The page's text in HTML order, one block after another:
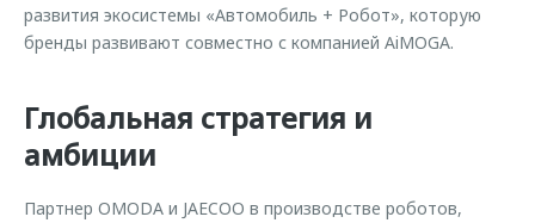
Калькулятор трейд-ин
Оригинальные аксессуары
Запчасти
развития экосистемы «Автомобиль + Робот», которую
бренды развивают совместно с компанией AiMOGA.
Глобальная стратегия и
амбиции
Партнер OMODA и JAECOO в производстве роботов,